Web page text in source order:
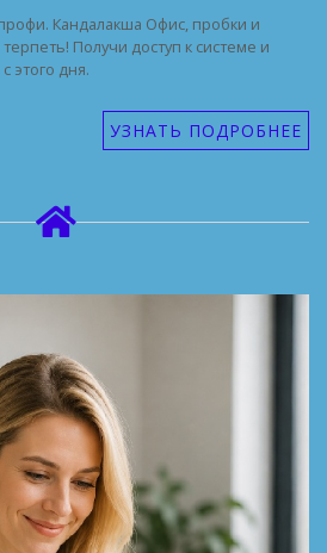
Кандалакша Офис, пробки и
Получи доступ к системе и
этого дня.
УЗНАТЬ ПОДРОБНЕЕ